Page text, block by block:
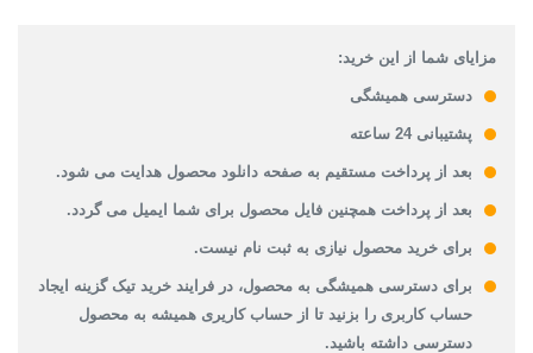
مزایای شما از این خرید:
دسترسی همیشگی
پشتیبانی 24 ساعته
بعد از پرداخت مستقیم به صفحه دانلود محصول هدایت می شود.
بعد از پرداخت همچنین فایل محصول برای شما ایمیل می گردد.
برای خرید محصول نیازی به ثبت نام نیست.
برای دسترسی همیشگی به محصول، در فرایند خرید تیک گزینه ایجاد
حساب کاربری را بزنید تا از حساب کاریری همیشه به محصول
دسترسی داشته باشید.